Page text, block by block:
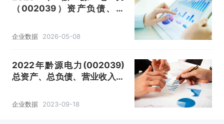
（002039）资产负债、营
力发电、光伏发电）数据统计
企业数据 2026-05-08
2022年黔源电力(002039)
总资产、总负债、营业收入、
企业数据 2023-09-18